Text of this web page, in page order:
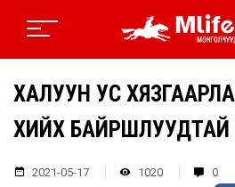
ХАЛУУН УС
ХИЙХ
2021-05-17 1020 0